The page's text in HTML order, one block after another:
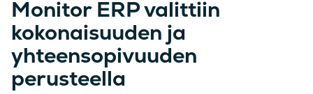
Monitor ERP valittiin
kokonaisuuden ja
yhteensopivuuden
perusteella